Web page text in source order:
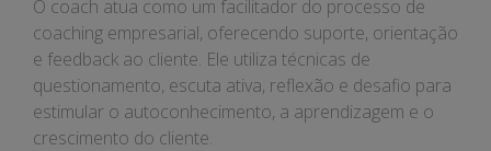
O coach atua como um facilitador do processo de
coaching empresarial, oferecendo suporte, orientação
e feedback ao cliente. Ele utiliza técnicas de
questionamento, escuta ativa, reflexão e desafio para
estimular o autoconhecimento, a aprendizagem e o
crescimento do cliente.